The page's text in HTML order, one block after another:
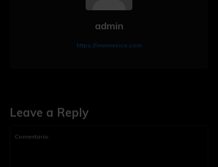
Leave a Reply
admin
https://imnmexico.com